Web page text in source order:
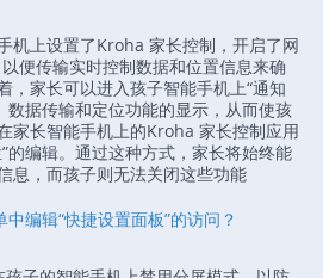
机上设置了Kroha 家长控制，开启了网
便传输实时控制数据和位置信息来确
，家长可以进入孩子智能手机上“通知
数据传输和定位功能的显示，从而使孩
家长智能手机上的Kroha 家长控制应用
的编辑。通过这种方式，家长将始终能
息，而孩子则无法关闭这些功能
编辑“快捷设置面板”的访问？